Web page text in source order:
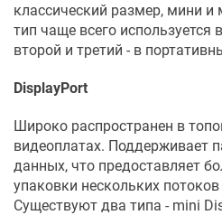
классический размер, мини
тип чаще всего используется
второй и третий - в
DisplayPort
Широко распространен в
видеоплатах. Поддерживает
данных, что предоставляет
упаковки нескольких
Существуют два типа - mini